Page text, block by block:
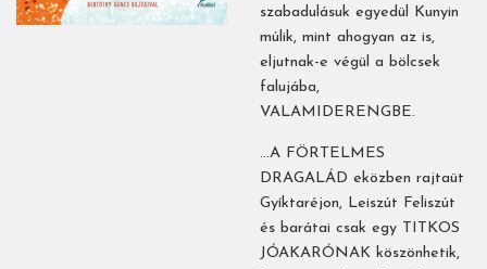
szabadulásuk egyedül Kunyin
múlik, mint ahogyan az is,
eljutnak-e végül a bölcsek
falujába,
VALAMIDERENGBE.
…A FÖRTELMES
DRAGALÁD eközben rajtaüt
Gyíktaréjon, Leiszút Feliszút
és barátai csak egy TITKOS
JÓAKARÓNAK köszönhetik,